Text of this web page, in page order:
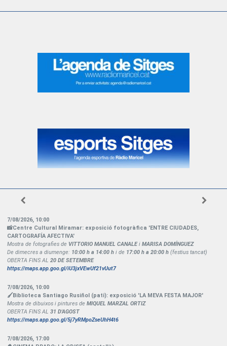
7/08/2026, 10:00
📸Centre Cultural Miramar: exposició fotogràfica 'ENTRE CIUDADES,
CARTOGRAFÍA AFECTIVA'
Mostra de fotografies de VITTORIO MANUEL CANALEi MARISA DOMÍNGUEZ
De dimecres a diumenge: 10:00 h a 14:00 h i de 17:00 h a 20:00 h (festius tancat)
OBERTA FINS AL 20 DE SETEMBRE
https://maps.app.goo.gl/iU3jxVEwUf21vUut7
7/08/2026, 10:00
🖌Biblioteca Santiago Rusiñol (pati): exposició 'LA MEVA FESTA MAJOR'
Mostra de dibuixos i pintures de MIQUEL MARZAL ORTIZ
OBERTA FINS AL 31 D'AGOST
https://maps.app.goo.gl/5j7yRMpoZseUhH4t6
7/08/2026, 17:00